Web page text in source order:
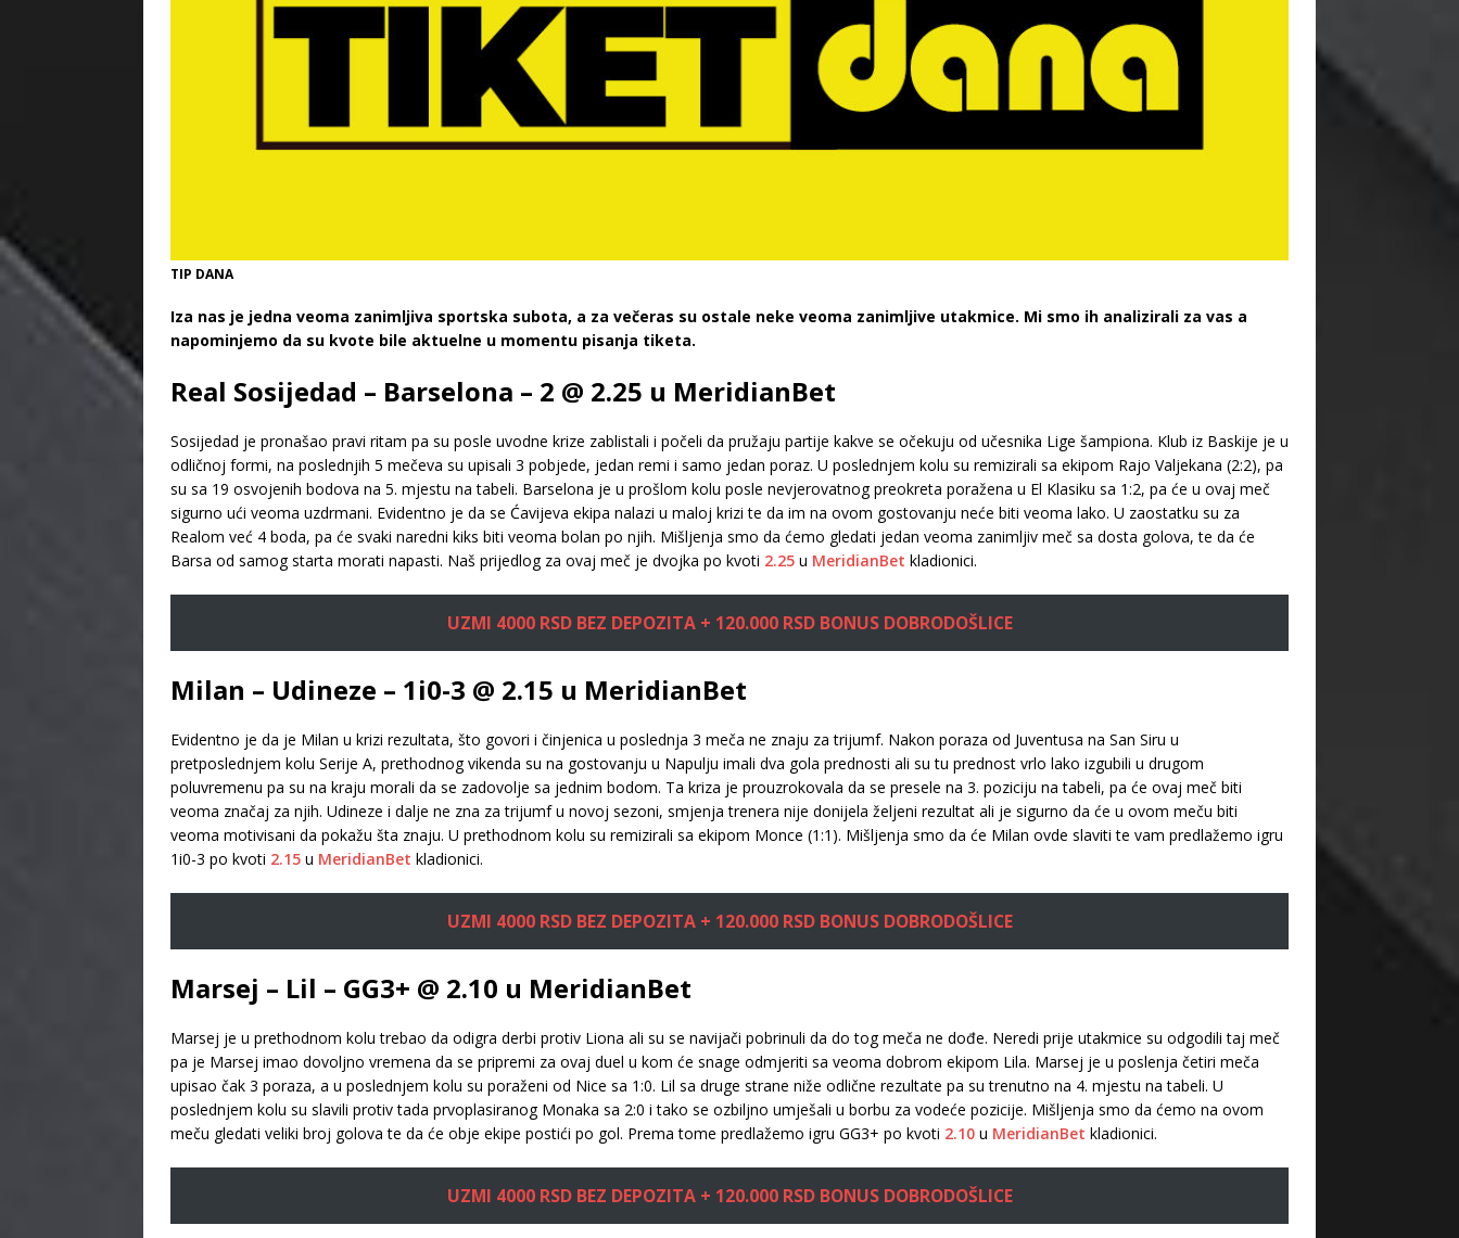
TIP DANA
Iza nas je jedna veoma zanimljiva sportska subota, a za večeras su ostale neke veoma zanimljive utakmice. Mi smo ih analizirali za vas a
napominjemo da su kvote bile aktuelne u momentu pisanja tiketa.
Real Sosijedad – Barselona – 2 @ 2.25 u MeridianBet
Sosijedad je pronašao pravi ritam pa su posle uvodne krize zablistali i počeli da pružaju partije kakve se očekuju od učesnika Lige šampiona. Klub iz Baskije je u
odličnoj formi, na poslednjih 5 mečeva su upisali 3 pobjede, jedan remi i samo jedan poraz. U poslednjem kolu su remizirali sa ekipom Rajo Valjekana (2:2), pa
su sa 19 osvojenih bodova na 5. mjestu na tabeli. Barselona je u prošlom kolu posle nevjerovatnog preokreta poražena u El Klasiku sa 1:2, pa će u ovaj meč
sigurno ući veoma uzdrmani. Evidentno je da se Ćavijeva ekipa nalazi u maloj krizi te da im na ovom gostovanju neće biti veoma lako. U zaostatku su za
Realom već 4 boda, pa će svaki naredni kiks biti veoma bolan po njih. Mišljenja smo da ćemo gledati jedan veoma zanimljiv meč sa dosta golova, te da će
Barsa od samog starta morati napasti. Naš prijedlog za ovaj meč je dvojka po kvoti 2.25 u MeridianBet kladionici.
UZMI 4000 RSD BEZ DEPOZITA + 120.000 RSD BONUS DOBRODOŠLICE
Milan – Udineze – 1i0-3 @ 2.15 u MeridianBet
Evidentno je da je Milan u krizi rezultata, što govori i činjenica u poslednja 3 meča ne znaju za trijumf. Nakon poraza od Juventusa na San Siru u
pretposlednjem kolu Serije A, prethodnog vikenda su na gostovanju u Napulju imali dva gola prednosti ali su tu prednost vrlo lako izgubili u drugom
poluvremenu pa su na kraju morali da se zadovolje sa jednim bodom. Ta kriza je prouzrokovala da se presele na 3. poziciju na tabeli, pa će ovaj meč biti
veoma značaj za njih. Udineze i dalje ne zna za trijumf u novoj sezoni, smjenja trenera nije donijela željeni rezultat ali je sigurno da će u ovom meču biti
veoma motivisani da pokažu šta znaju. U prethodnom kolu su remizirali sa ekipom Monce (1:1). Mišljenja smo da će Milan ovde slaviti te vam predlažemo igru
1i0-3 po kvoti 2.15 u MeridianBet kladionici.
UZMI 4000 RSD BEZ DEPOZITA + 120.000 RSD BONUS DOBRODOŠLICE
Marsej – Lil – GG3+ @ 2.10 u MeridianBet
Marsej je u prethodnom kolu trebao da odigra derbi protiv Liona ali su se navijači pobrinuli da do tog meča ne dođe. Neredi prije utakmice su odgodili taj meč
pa je Marsej imao dovoljno vremena da se pripremi za ovaj duel u kom će snage odmjeriti sa veoma dobrom ekipom Lila. Marsej je u poslenja četiri meča
upisao čak 3 poraza, a u poslednjem kolu su poraženi od Nice sa 1:0. Lil sa druge strane niže odlične rezultate pa su trenutno na 4. mjestu na tabeli. U
poslednjem kolu su slavili protiv tada prvoplasiranog Monaka sa 2:0 i tako se ozbiljno umješali u borbu za vodeće pozicije. Mišljenja smo da ćemo na ovom
meču gledati veliki broj golova te da će obje ekipe postići po gol. Prema tome predlažemo igru GG3+ po kvoti 2.10 u MeridianBet kladionici.
UZMI 4000 RSD BEZ DEPOZITA + 120.000 RSD BONUS DOBRODOŠLICE